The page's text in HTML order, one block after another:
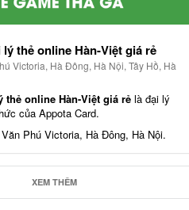
thẻ online Hàn-Việt giá rẻ
Victoria, Hà Đông, Hà Nội, Tây Hồ, Hà
thẻ online Hàn-Việt giá rẻ là đại lý
của Appota Card.
Phú Victoria, Hà Đông, Hà Nội.
cửa hàng:
trực tiếp và có cơ hội nhận được
XEM THÊM